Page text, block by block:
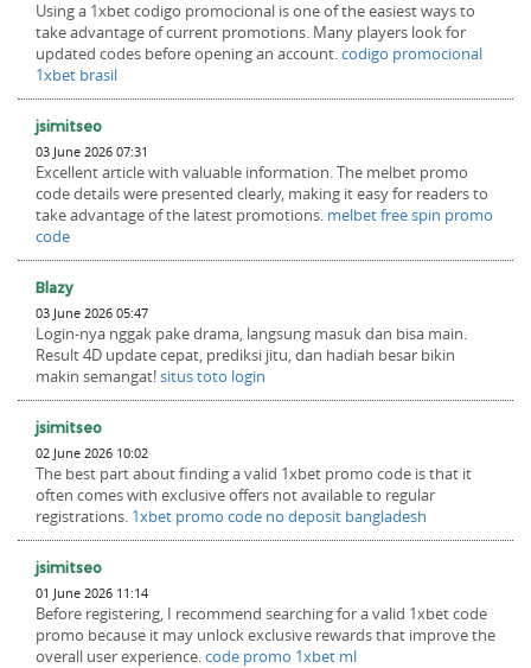
Using a 1xbet codigo promocional is one of the easiest ways to
take advantage of current promotions. Many players look for
updated codes before opening an account.codigo promocional
1xbet brasil
jsimitseo
03 June 2026 07:31
Excellent article with valuable information. The melbet promo
code details were presented clearly, making it easy for readers to
take advantage of the latest promotions. melbet free spin promo
code
Blazy
03 June 2026 05:47
Login-nya nggak pake drama, langsung masuk dan bisa main.
Result 4D update cepat, prediksi jitu, dan hadiah besar bikin
makin semangat!situs toto login
jsimitseo
02 June 2026 10:02
The best part about finding a valid 1xbet promo code is that it
often comes with exclusive offers not available to regular
registrations. 1xbet promo code no deposit bangladesh
jsimitseo
01 June 2026 11:14
Before registering, I recommend searching for a valid 1xbet code
promo because it may unlock exclusive rewards that improve the
overall user experience.code promo 1xbet ml